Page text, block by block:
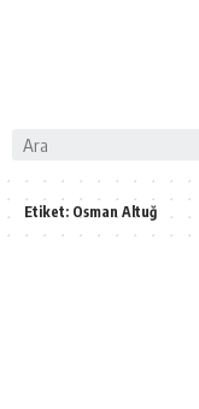
Etiket: Osman Altuğ